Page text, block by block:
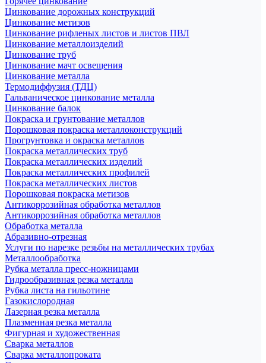
Цинкование дорожных конструкций
Цинкование метизов
Цинкование рифленых листов и листов ПВЛ
Цинкование металлоизделий
Цинкование труб
Цинкование мачт освещения
Цинкование металла
Термодиффузия (ТДЦ)
Гальваническое цинкование металла
Цинкование балок
Покраска и грунтование металлов
Порошковая покраска металлоконструкций
Прогрунтовка и окраска металлов
Покраска металлических труб
Покраска металлических изделий
Покраска металлических профилей
Покраска металлических листов
Порошковая покраска метизов
Антикоррозийная обработка металлов
Антикоррозийная обработка металлов
Обработка металла
Абразивно-отрезная
Услуги по нарезке резьбы на металлических трубах
Металлообработка
Рубка металла пресс-ножницами
Гидрообразивная резка металла
Рубка листа на гильотине
Газокислородная
Лазерная резка металла
Плазменная резка металла
Фигурная и художественная
Сварка металлов
Сварка металлопроката